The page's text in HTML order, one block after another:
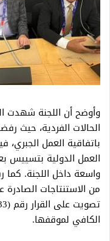
وأوضح أن اللجنة شهدت
الحالات الفردية، حيث
باتفاقية العمل
العمل الدولية بتسييس
واسعة داخل اللجنة. كما
من الاستنتاجات الصادرة
الكافي لموقفها.